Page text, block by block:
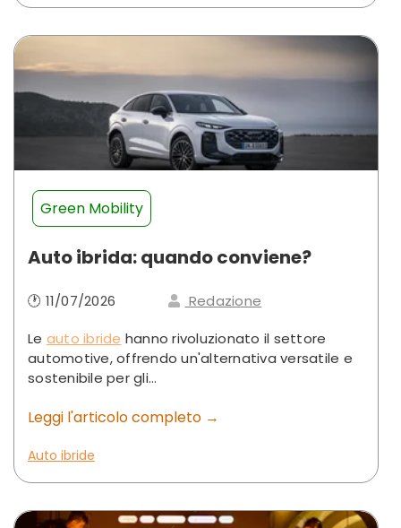
Green Mobility
Auto ibrida: quando conviene?
🕐 11/07/2026
Redazione
Le auto ibride hanno rivoluzionato il settore
automotive, offrendo un'alternativa versatile e
sostenibile per gli...
Leggi l'articolo completo →
Auto ibride